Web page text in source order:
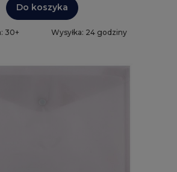
Do koszyka
30+ Wysyłka: 24 godziny